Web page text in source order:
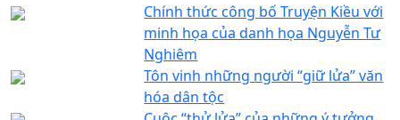
Chính thức công bố Truyện Kiều với
minh họa của danh họa Nguyễn Tư
Nghiêm
Tôn vinh những người “giữ lửa” văn
hóa dân tộc